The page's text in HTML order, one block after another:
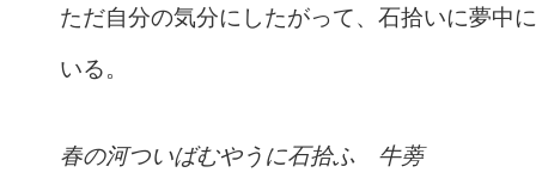
ただ自分の気分にしたがって、石拾いに夢中
いる。
春の河ついばむやうに石拾ふ 牛蒡